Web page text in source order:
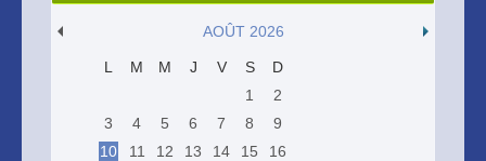
AOÛT 2026
L M M J V S
D
1
2
3
4 5 6 7 8
9
10
11 12 13 14 15
16